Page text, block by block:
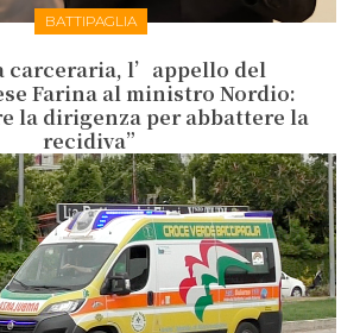
BATTIPAGLIA
carceraria, l’appello del
Farina al ministro Nordio:
la dirigenza per abbattere la
recidiva”